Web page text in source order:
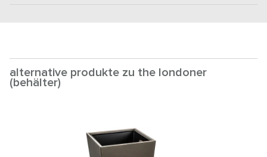
alternative produkte zu the londoner
(behälter)